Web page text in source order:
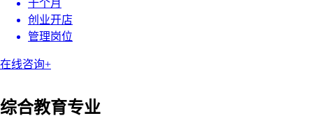
十个月
创业开店
管理岗位
在线咨询+
综合教育专业